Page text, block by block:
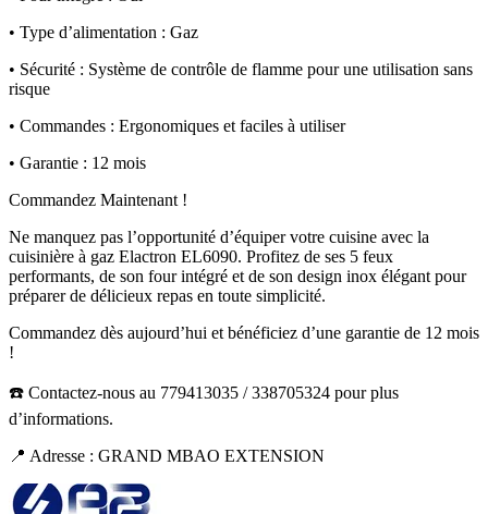
• Type d’alimentation : Gaz
• Sécurité : Système de contrôle de flamme pour une utilisation sans
risque
• Commandes : Ergonomiques et faciles à utiliser
• Garantie : 12 mois
Commandez Maintenant !
Ne manquez pas l’opportunité d’équiper votre cuisine avec la
cuisinière à gaz Elactron EL6090. Profitez de ses 5 feux
performants, de son four intégré et de son design inox élégant pour
préparer de délicieux repas en toute simplicité.
Commandez dès aujourd’hui et bénéficiez d’une garantie de 12 mois
!
☎️ Contactez-nous au 779413035 / 338705324 pour plus
d’informations.
📍 Adresse : GRAND MBAO EXTENSION